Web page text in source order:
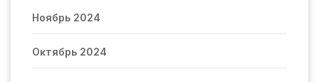
Ноябрь 2024
Октябрь 2024